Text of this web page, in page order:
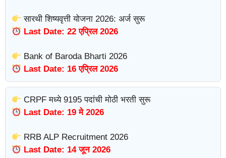
सारथी शिष्यवृत्ती योजना 2026: अर्ज सुरू
Last Date: 22 एप्रिल 2026
Bank of Baroda Bharti 2026
Last Date: 16 एप्रिल 2026
CRPF मध्ये 9195 पदांची मोठी भरती सुरू
Last Date: 19 मे 2026
RRB ALP Recruitment 2026
Last Date: 14 जून 2026